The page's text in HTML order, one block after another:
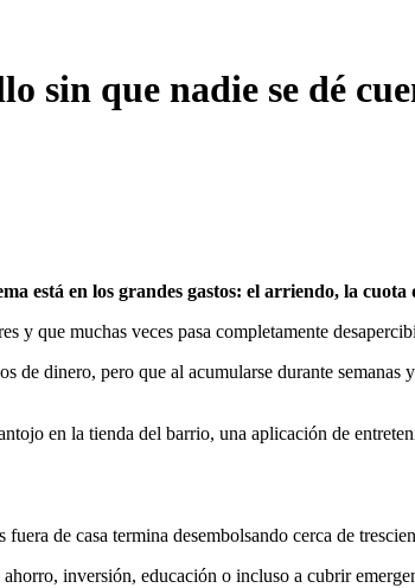
sin que nadie se dé
está en los grandes gastos: el arriendo, la
y que muchas veces pasa completamente
de dinero, pero que al acumularse durante
en la tienda del barrio, una aplicación de
de casa termina desembolsando cerca de
inversión, educación o incluso a cubrir